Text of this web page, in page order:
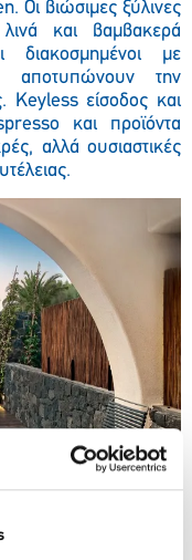
Οι βιώσιμες ξύλινες
και βαμβακερά
διακοσμημένοι με
αποτυπώνουν την
Keyless είσοδος και
και προϊόντα
αλλά ουσιαστικές